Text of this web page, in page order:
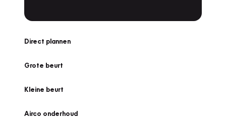
Direct plannen
Grote beurt
Kleine beurt
Airco onderhoud